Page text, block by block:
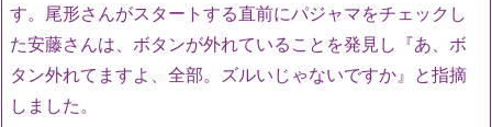
す。尾形さんがスタートする直前にパジャマをチェックし
た安藤さんは、ボタンが外れていることを発見し『あ、ボ
タン外れてますよ、全部。ズルいじゃないですか』と指摘
しました。